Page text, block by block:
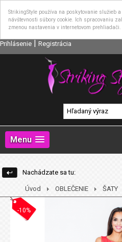
StrikingStyle používa na poskytovanie služieb
návštevnosti súbory cookie. Ich spracovaniu
zmenou nastavenia v internetovom prehliadači.
Prihlásenie | Registrácia
Menu
Nachádzate sa tu:
Úvod OBLEČENIE ŠATY
-10%